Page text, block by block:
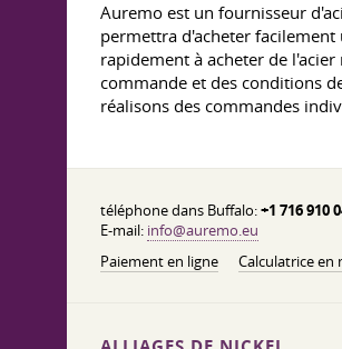
Auremo est un fournisseur
permettra d'acheter
rapidement à acheter de
commande et des conditions
réalisons des commandes
téléphone dans Buffalo:+1 716 910
E-mail: info@auremo.eu
Paiement en ligne
Calculatrice en